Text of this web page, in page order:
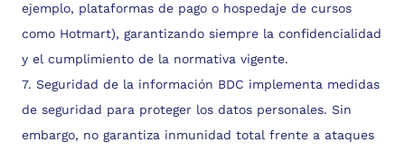
ejemplo, plataformas de pago o hospedaje de cursos
como Hotmart), garantizando siempre la confidencialidad
y el cumplimiento de la normativa vigente.
7. Seguridad de la información BDC implementa medidas
de seguridad para proteger los datos personales. Sin
embargo, no garantiza inmunidad total frente a ataques